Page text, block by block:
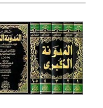
اكسسوارات
ملابس
مطرزات
حقائب
حلي
عناية
بالذات
القراءة
iKitab
بلا
حدود
وفرات
عن
الشركة
سياسة
حسابك
لائحة